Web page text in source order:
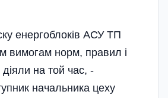
енергоблоків АСУ ТП
вимогам норм, правил і
діяли на той час, -
начальника цеху